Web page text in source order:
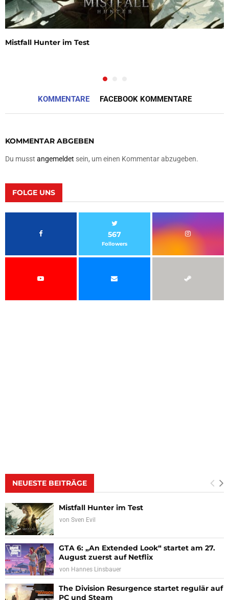
Mistfall Hunter im Test
KOMMENTARE FACEBOOK KOMMENTARE
KOMMENTAR ABGEBEN
Du musst angemeldet sein, um einen Kommentar abzugeben.
FOLGE UNS
567
Followers
NEUESTE BEITRÄGE
Mistfall Hunter im Test
von Sven Evil
GTA 6: „An Extended Look“ startet am 27.
August zuerst auf Netflix
von Hannes Linsbauer
The Division Resurgence startet regulär auf
PC und Steam